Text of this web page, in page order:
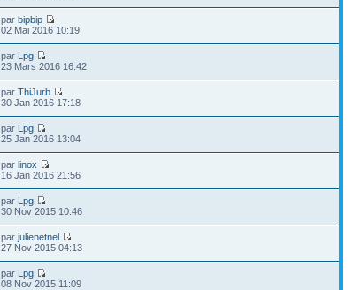
parbipbip
02 Mai 2016 10:19
par Lpg
23 Mars 2016 16:42
parThiJurb
30 Jan 2016 17:18
par Lpg
25 Jan 2016 13:04
parlinox
16 Jan 2016 21:56
par Lpg
30 Nov 2015 10:46
parjulienetnel
27 Nov 2015 04:13
par Lpg
08 Nov 2015 11:09